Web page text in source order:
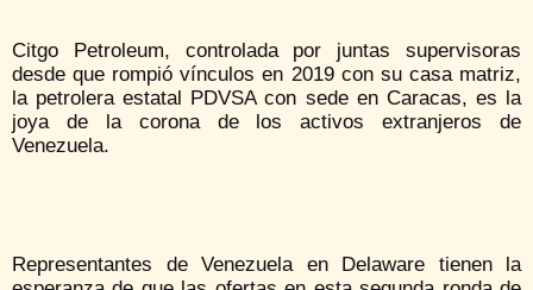
Citgo Petroleum, controlada por juntas supervisoras
desde que rompió vínculos en 2019 con su casa matriz,
la petrolera estatal PDVSA con sede en Caracas, es la
joya de la corona de los activos extranjeros de
Venezuela.
Representantes de Venezuela en Delaware tienen la